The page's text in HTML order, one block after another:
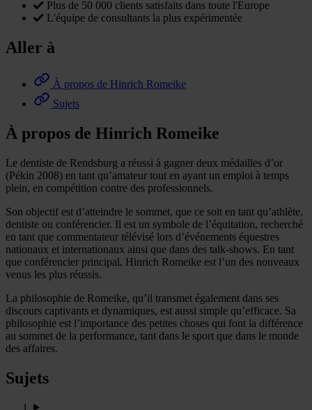
Plus de 50 000 clients satisfaits dans toute l'Europe
L'équipe de consultants la plus expérimentée
Aller à
À propos de Hinrich Romeike
Sujets
À propos de Hinrich Romeike
Le dentiste de Rendsburg a réussi à gagner deux médailles d’or
(Pékin 2008) en tant qu’amateur tout en ayant un emploi à temps
plein, en compétition contre des professionnels.
Son objectif est d’atteindre le sommet, que ce soit en tant qu’athlète,
dentiste ou conférencier. Il est un symbole de l’équitation, recherché
en tant que commentateur télévisé lors d’événements équestres
nationaux et internationaux ainsi que dans des talk-shows. En tant
que conférencier principal, Hinrich Romeike est l’un des nouveaux
venus les plus réussis.
La philosophie de Romeike, qu’il transmet également dans ses
discours captivants et dynamiques, est aussi simple qu’efficace. Sa
philosophie est l’importance des petites choses qui font la différence
au sommet de la performance, tant dans le sport que dans le monde
des affaires.
Sujets